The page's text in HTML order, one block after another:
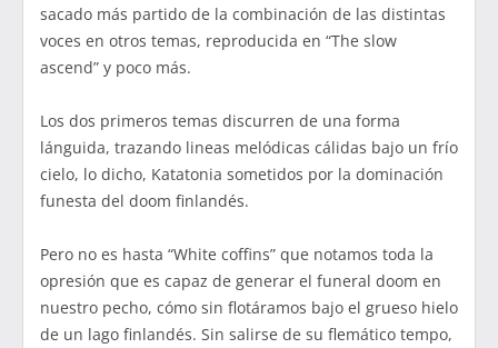
sacado más partido de la combinación de las distintas
voces en otros temas, reproducida en “The slow
ascend” y poco más.
Los dos primeros temas discurren de una forma
lánguida, trazando lineas melódicas cálidas bajo un frío
cielo, lo dicho, Katatonia sometidos por la dominación
funesta del doom finlandés.
Pero no es hasta “White coffins” que notamos toda la
opresión que es capaz de generar el funeral doom en
nuestro pecho, cómo sin flotáramos bajo el grueso hielo
de un lago finlandés. Sin salirse de su flemático tempo,